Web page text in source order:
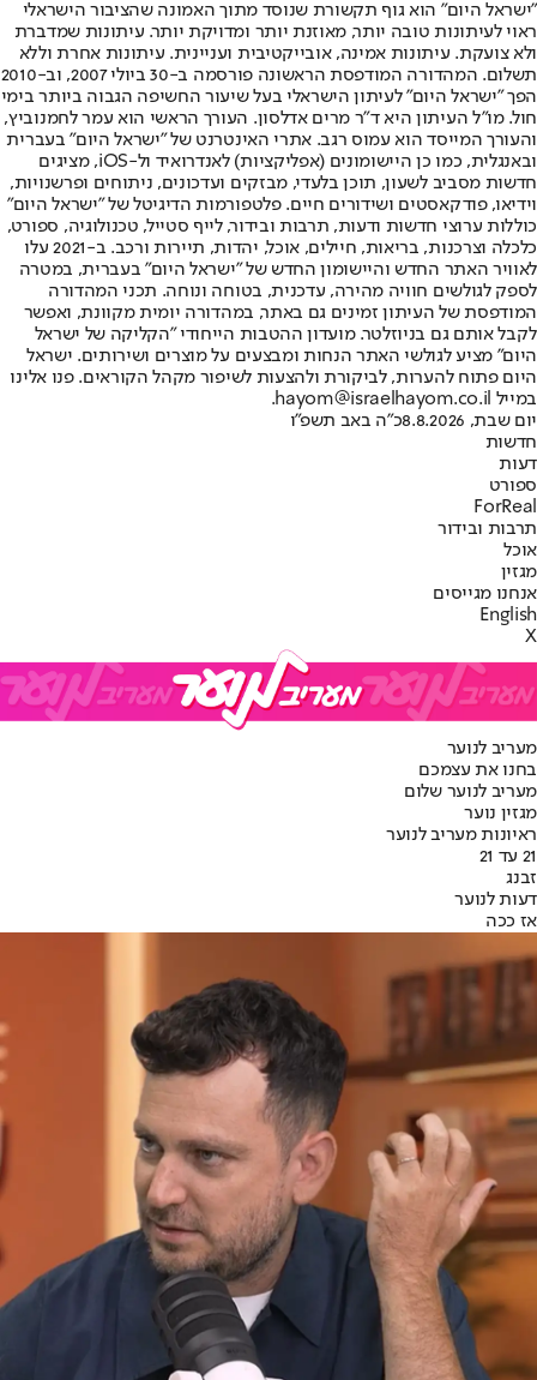
"ישראל היום" הוא גוף תקשורת שנוסד מתוך האמונה שהציבור הישראלי
ראוי לעיתונות טובה יותר, מאוזנת יותר ומדויקת יותר. עיתונות שמדברת
ולא צועקת. עיתונות אמינה, אובייקטיבית ועניינית. עיתונות אחרת וללא
תשלום. המהדורה המודפסת הראשונה פורסמה ב-30 ביולי 2007, וב-2010
הפך "ישראל היום" לעיתון הישראלי בעל שיעור החשיפה הגבוה ביותר בימי
חול. מו"ל העיתון היא ד"ר מרים אדלסון. העורך הראשי הוא עמר לחמנוביץ,
והעורך המייסד הוא עמוס רגב. אתרי האינטרנט של "ישראל היום" בעברית
ובאנגלית, כמו כן היישומונים (אפליקציות) לאנדרואיד ול-iOS, מציגים
חדשות מסביב לשעון, תוכן בלעדי, מבזקים ועדכונים, ניתוחים ופרשנויות,
וידיאו, פודקאסטים ושידורים חיים. פלטפורמות הדיגיטל של "ישראל היום"
כוללות ערוצי חדשות ודעות, תרבות ובידור, לייף סטייל, טכנולוגיה, ספורט,
כלכלה וצרכנות, בריאות, חיילים, אוכל, יהדות, תיירות ורכב. ב-2021 עלו
לאוויר האתר החדש והיישומון החדש של "ישראל היום" בעברית, במטרה
לספק לגולשים חוויה מהירה, עדכנית, בטוחה ונוחה. תכני המהדורה
המודפסת של העיתון זמינים גם באתר, במהדורה יומית מקוונת, ואפשר
לקבל אותם גם בניוזלטר. מועדון ההטבות הייחודי "הקליקה של ישראל
היום" מציע לגולשי האתר הנחות ומבצעים על מוצרים ושירותים. ישראל
היום פתוח להערות, לביקורת ולהצעות לשיפור מקהל הקוראים. פנו אלינו
במייל hayom@israelhayom.co.il.
יום שבת, 8.8.2026
כ"ה באב תשפ"ו
חדשות
דעות
ספורט
ForReal
תרבות ובידור
אוכל
מגזין
אנחנו מגייסים
English
X
מעריב לנוער
בחנו את עצמכם
מעריב לנוער שלום
מגזין נוער
ראיונות מעריב לנוער
21 עד 21
זבנג
דעות לנוער
אז ככה